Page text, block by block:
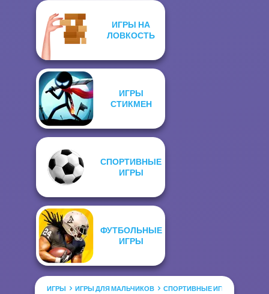
ИГРЫ НА
ЛОВКОСТЬ
ИГРЫ
СТИКМЕН
СПОРТИВНЫЕ
ИГРЫ
ФУТБОЛЬНЫЕ
ИГРЫ
ИГРЫ ИГРЫ ДЛЯ МАЛЬЧИКОВ СПОРТИВНЫЕ ИГРЫ